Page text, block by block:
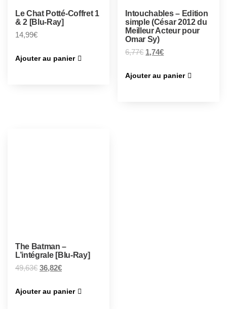
Le Chat Potté-Coffret 1
& 2 [Blu-Ray]
14,99€
Ajouter au panier
Intouchables – Edition
simple (César 2012 du
Meilleur Acteur pour
Omar Sy)
6,77€ 1,74€
Ajouter au panier
The Batman –
L’intégrale [Blu-Ray]
49,63€ 36,82€
Ajouter au panier